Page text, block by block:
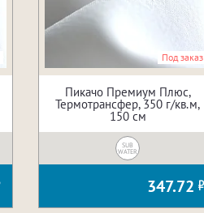
Под заказ
Пикачо Премиум Плюс,
Термотрансфер, 350 г/кв.м,
150 см
SUB
WATER
347.72